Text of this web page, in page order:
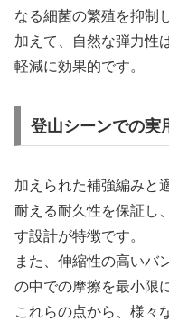
なる細菌の繁殖を抑制
加えて、自然な弾力性
軽減に効果的です。
登山シーンでの実
加えられた補強編みと
耐える耐久性を保証し
す設計が特徴です。
また、伸縮性の高いバ
の中での摩擦を最小限
これらの点から、様々